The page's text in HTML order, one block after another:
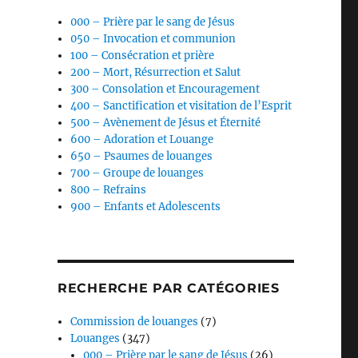
000 – Prière par le sang de Jésus
050 – Invocation et communion
100 – Consécration et prière
200 – Mort, Résurrection et Salut
300 – Consolation et Encouragement
400 – Sanctification et visitation de l’Esprit
500 – Avènement de Jésus et Éternité
600 – Adoration et Louange
650 – Psaumes de louanges
700 – Groupe de louanges
800 – Refrains
900 – Enfants et Adolescents
RECHERCHE PAR CATÉGORIES
Commission de louanges (7)
Louanges (347)